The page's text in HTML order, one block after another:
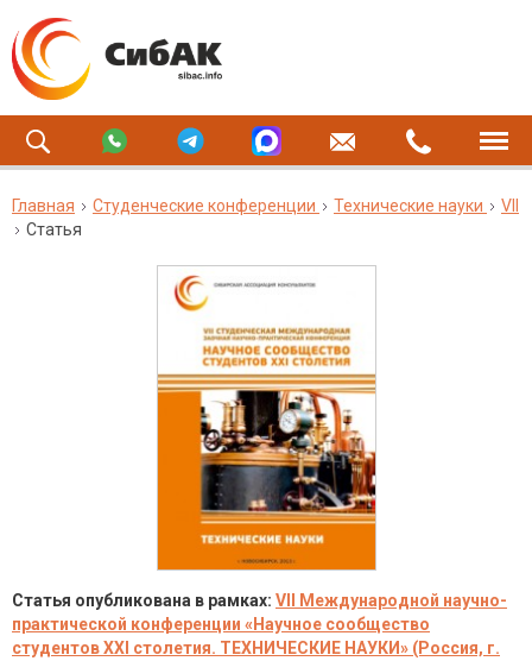
Главная Студенческие конференции Технические науки
VII
Статья
Статья опубликована в рамках: VII Международной научно-
практической конференции «Научное сообщество
студентов XXI столетия. ТЕХНИЧЕСКИЕ НАУКИ» (Россия, г.